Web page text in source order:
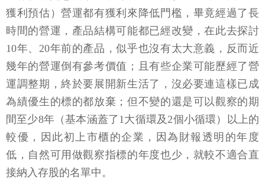
獲利預估）營運都有獲利來降低門檻，畢竟經過了長
時間的營運，產品結構可能都已經改變，在此去探討
10年、20年前的產品，似乎也沒有太大意義，反而近
幾年的營運倒有參考價值；且有些企業可能歷經了營
運調整期，終於要展開新生活了，沒必要連這樣已成
為績優生的標的都放棄；但不變的還是可以觀察的期
間至少8年（基本涵蓋了1大循環及2個小循環）以上的
較優，因此初上市櫃的企業，因為財報透明的年度
低，自然可用做觀察指標的年度也少，就較不適合直
接納入存股的名單中。